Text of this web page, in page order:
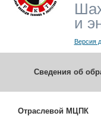
и
Версия
Сведения об
Отраслевой МЦПК